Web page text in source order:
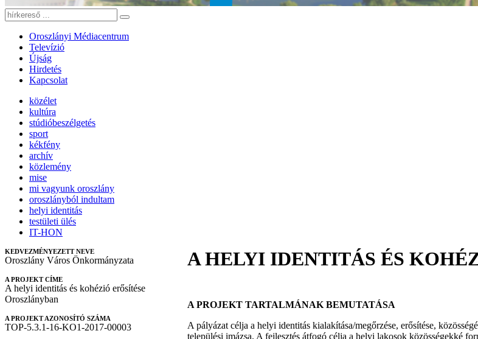
Oroszlányi Médiacentrum
Televízió
Újság
Hirdetés
Kapcsolat
közélet
kultúra
stúdióbeszélgetés
sport
kékfény
archív
közlemény
mise
mi vagyunk oroszlány
oroszlányból indultam
helyi identitás
testületi ülés
IT-HON
KEDVEZMÉNYEZETT NEVE
Oroszlány Város Önkormányzata
A PROJEKT CÍME
A helyi identitás és kohézió erősítése
Oroszlányban
A PROJEKT AZONOSÍTÓ SZÁMA
TOP-5.3.1-16-KO1-2017-00003
A HELYI IDENTITÁS ÉS
A PROJEKT TARTALMÁNAK BEMUTATÁSA
A pályázat célja a helyi identitás kialakítása/megőrzése, erősítése,
települési imázsa. A fejlesztés átfogó célja a helyi lakosok közösségekké